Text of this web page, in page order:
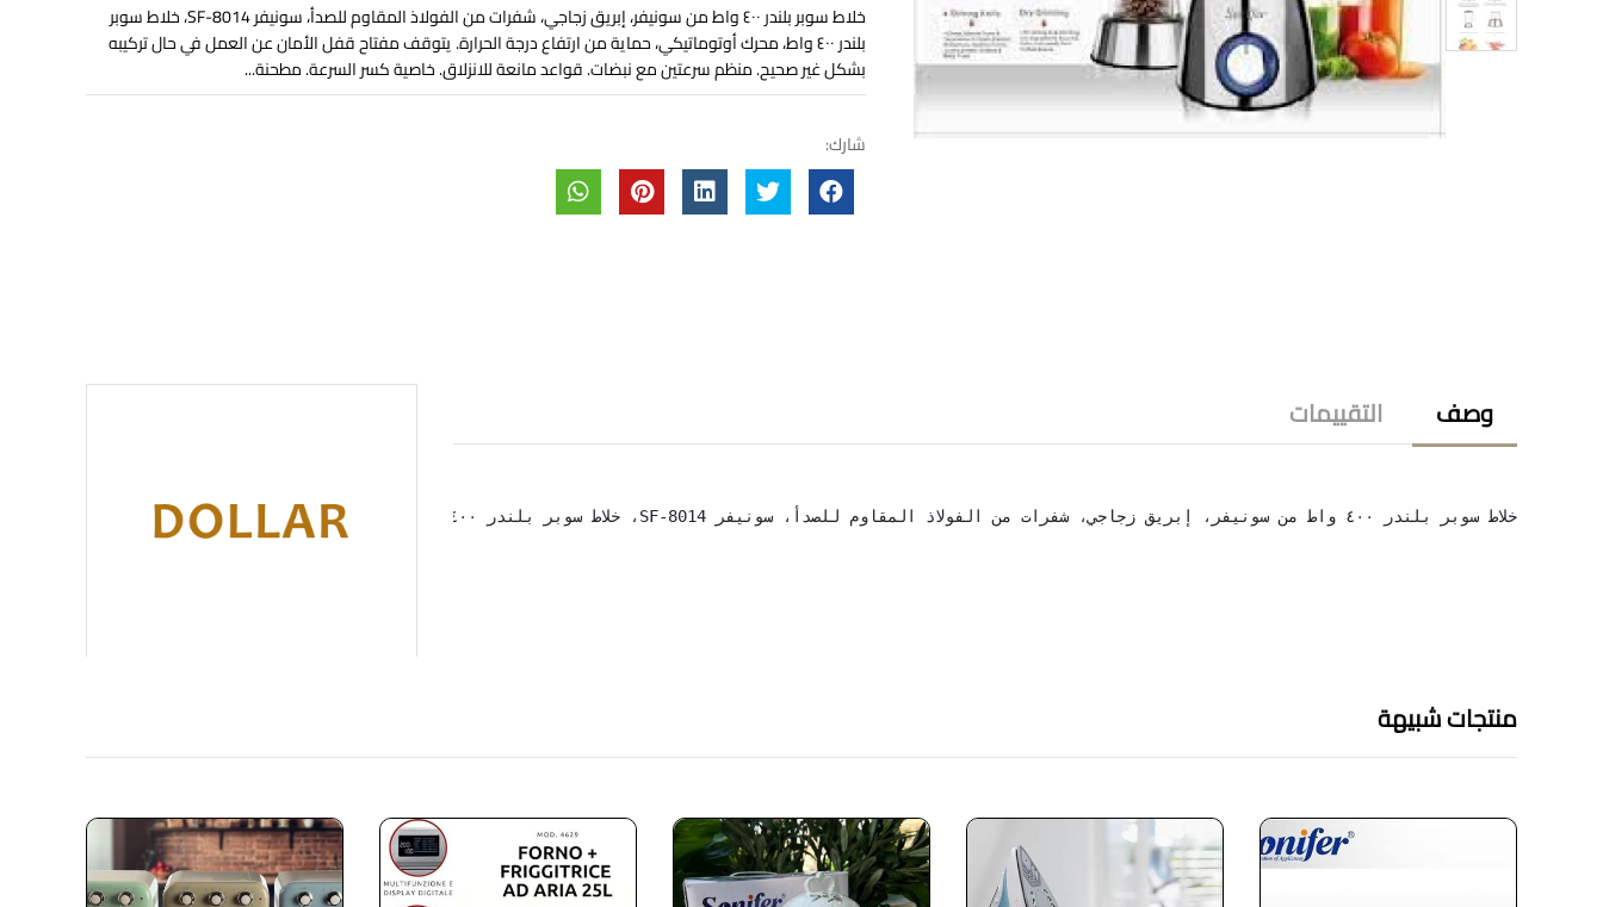
خلاط سوبر بلندر ٤٠٠ واط من سونيفر، إبريق زجاجي، شفرات من الفولاذ المقاوم للصدأ، سونيفر SF-8014، خلاط سوبر
بلندر ٤٠٠ واط، محرك أوتوماتيكي، حماية من ارتفاع درجة الحرارة. يتوقف مفتاح قفل الأمان عن العمل في حال تركيبه
بشكل غير صحيح. منظم سرعتين مع نبضات. قواعد مانعة للانزلاق. خاصية كسر السرعة. مطحنة...
شارك:
وصف التقييمات
خلاط سوبر بلندر ٤٠٠ واط من سونيفر، إبريق زجاجي، شفرات من الفولاذ المقاوم للصدأ، سونيفر SF-8014، خلاط سوبر بلندر ٤٠٠ واط، محرك أوتوماتيكي، حماية من ارتفاع درجة الحرارة. يتوقف مفتاح قفل الأمان عن العمل في حال تركيبه بشكل غير صحيح. منظم سرعتين مع نبضات. قواعد مانعة للانزلاق. خاصية كسر السرعة. مطحنة أكواب سعة ٠.٣ لتر. هيكل من الفولاذ المقاوم للصدأ. شفرة من الفولاذ المقاوم للصدأ قوية بما يكفي لسحق الثلج. الطاقة: ٢٢٠-٢٤٠ فولت، ٥٠/٦٠ هرتز، ٤٠٠ واط، عمر افتراضي لمدة عام واحد، ضمان من الشركة المصنعة.
منتجات شبيهة